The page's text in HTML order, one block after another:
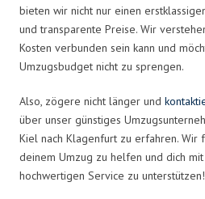
bieten wir nicht nur einen
und transparente Preise. Wir
Kosten verbunden sein kann und
Umzugsbudget nicht zu sprengen.
Also, zögere nicht länger und
über unser günstiges
Kiel nach Klagenfurt zu erfahren. Wir
deinem Umzug zu helfen und dich
hochwertigen Service zu unterstützen!